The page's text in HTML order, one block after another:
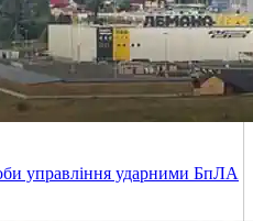
управління ударними БпЛА